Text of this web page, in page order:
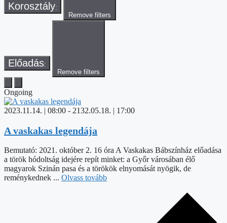
Korosztály:
Remove filters
Előadás:
Remove filters
Ongoing
2023.11.14. | 08:00 - 2132.05.18. | 17:00
A vaskakas legendája
Bemutató: 2021. október 2. 16 óra A Vaskakas Bábszínház előadása
a török hódoltság idejére repít minket: a Győr városában élő
magyarok Szinán pasa és a törökök elnyomását nyögik, de
reménykednek ... Olvass tovább